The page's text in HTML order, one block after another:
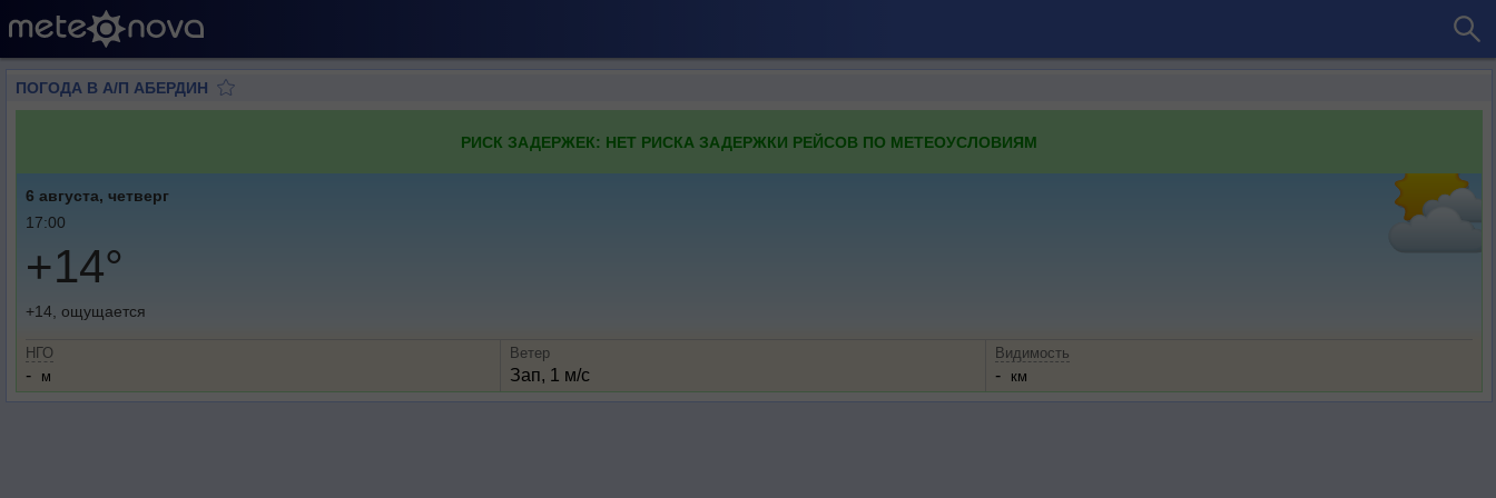
ПОГОДА В А/П АБЕРДИН
РИСК ЗАДЕРЖЕК: НЕТ РИСКА ЗАДЕРЖКИ РЕЙСОВ ПО МЕТЕОУСЛОВИЯМ
6 августа, четверг
17:00
+14°
+14, ощущается
НГО
- м
Ветер
Зап, 1 м/с
Видимость
- км